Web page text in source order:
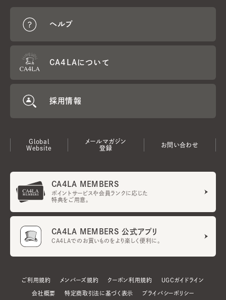
ヘルプ
CA4LAについて
採用情報
Global
Website
メールマガジン
登録
お問い合わせ
CA4LA MEMBERS
ポイントサービスや会員ランクに応じた
特典をご用意。
CA4LA MEMBERS 公式アプリ
CA4LAでのお買いものをより楽しく便利に。
ご利用規約 メンバーズ規約 クーポン利用規約 UGCガイドライン
会社概要 特定商取引法に基づく表示 プライバシーポリシー